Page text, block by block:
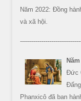
Năm 2022: Đồng
và xã hội.
Đức
Phanxicô đã ban